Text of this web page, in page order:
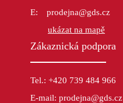
prodejna@gds.cz
ukázat na mapě
Zákaznická podpora
Tel.: +420 739 484 966
E-mail: prodejna@gds.cz